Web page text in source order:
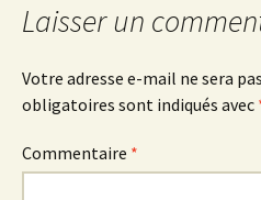
Laisser un
Votre adresse e-mail ne sera
obligatoires sont indiqués avec
Commentaire *